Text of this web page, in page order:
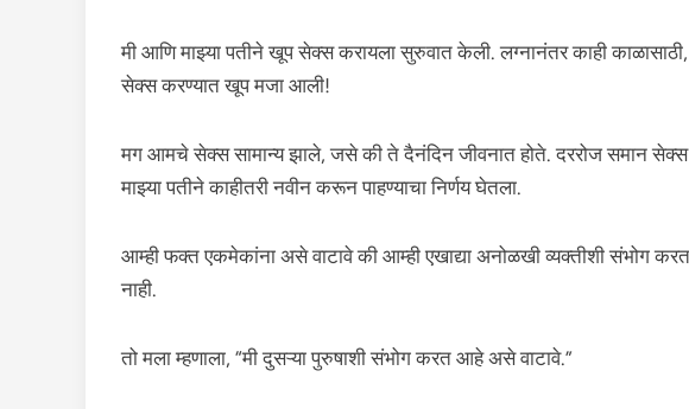
मी आणि माझ्या पतीने खूप सेक्स करायला सुरुवात केली. लग्नानंतर काही
सेक्स करण्यात खूप मजा आली!
मग आमचे सेक्स सामान्य झाले, जसे की ते दैनंदिन जीवनात होते. दररोज समान
माझ्या पतीने काहीतरी नवीन करून पाहण्याचा निर्णय घेतला.
आम्ही फक्त एकमेकांना असे वाटावे की आम्ही एखाद्या अनोळखी व्यक्तीशी संभोग
नाही.
तो मला म्हणाला, “मी दुसऱ्या पुरुषाशी संभोग करत आहे असे वाटावे.”